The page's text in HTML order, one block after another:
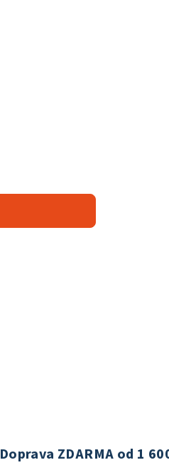
Doprava ZDARMA od 1